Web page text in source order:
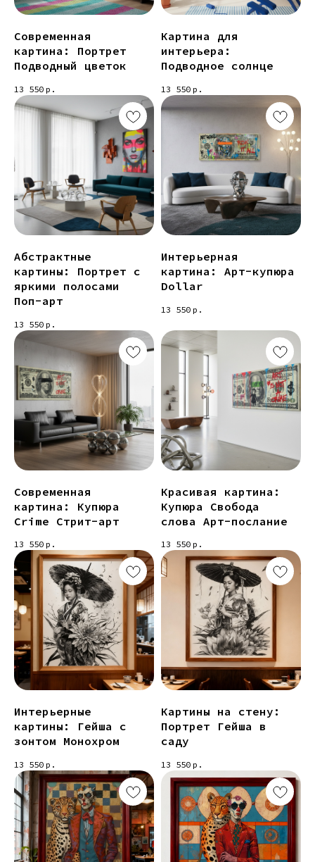
Современная
картина: Портрет
Подводный цветок
13 550 р.
Картина для
интерьера:
Подводное солнце
13 550 р.
Абстрактные
картины: Портрет с
яркими полосами
Поп-арт
13 550 р.
Интерьерная
картина: Арт-купюра
Dollar
13 550 р.
Современная
картина: Купюра
Crime Стрит-арт
13 550 р.
Красивая картина:
Купюра Свобода
слова Арт-послание
13 550 р.
Интерьерные
картины: Гейша с
зонтом Монохром
13 550 р.
Картины на стену:
Портрет Гейша в
саду
13 550 р.